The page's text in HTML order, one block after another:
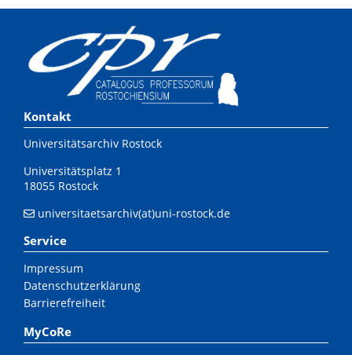
Kontakt
Universitätsarchiv Rostock
Universitätsplatz 1
18055 Rostock
universitaetsarchiv(at)uni-rostock.de
Service
Impressum
Datenschutzerklärung
Barrierefreiheit
MyCoRe